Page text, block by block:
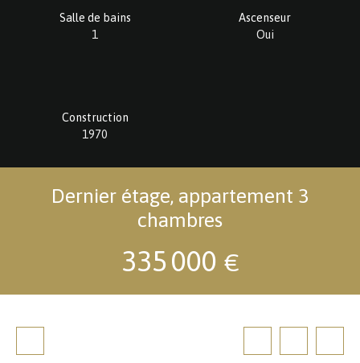
Salle de bains
1
Ascenseur
Oui
Construction
1970
Dernier étage, appartement 3
chambres
335 000 €